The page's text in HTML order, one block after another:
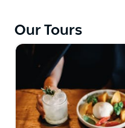
鱼每年都会从南极洲长途
海域。
"邂逅之旅"远不止是一
行程还将带您领略纽卡
海豚和新西兰海狗。
CoastXP 提供独特的沉
Our Tours